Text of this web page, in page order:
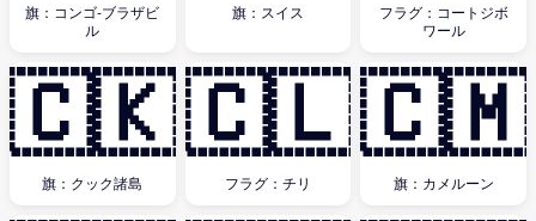
旗：コンゴ-ブラザビ
ル
旗：スイス
フラグ：コートジボ
ワール
🇨🇰
旗：クック諸島
🇨🇱
フラグ：チリ
🇨🇲
旗：カメルーン